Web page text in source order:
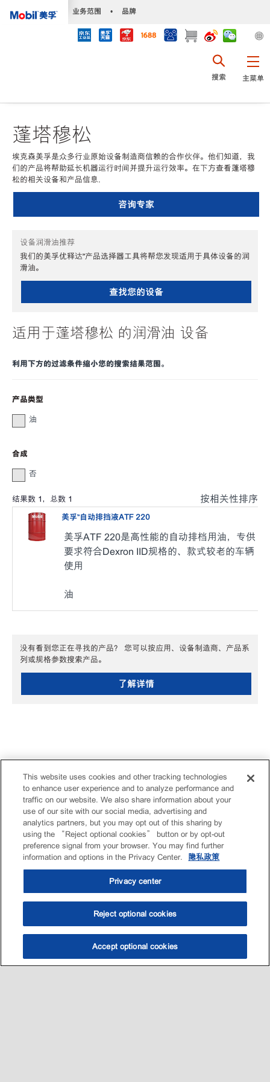
业务范围 • 品牌
主菜单
搜索
选油助手 查找门店
蓬塔穆松
埃克森美孚是众多行业原始设备制造商信赖的合作伙伴。他们知道，我
们的产品将帮助延长机器运行时间并提升运行效率。在下方查看蓬塔穆
松的相关设备和产品信息.
咨询专家
设备润滑油推荐
我们的美孚优释达℠产品选择器工具将帮您发现适用于具体设备的润
滑油。
查找您的设备
适用于蓬塔穆松 的润滑油 设备
利用下方的过滤条件缩小您的搜索结果范围。
产品类型
油
合成
否
结果数 1 ，总数 1 按相关性排序
美孚™️自动排挡液ATF 220
美孚ATF 220是高性能的自动排档用油，专供
要求符合Dexron IID规格的、款式较老的车辆
使用
油
没有看到您正在寻找的产品？ 您可以按应用、设备制造商、产品系
列或规格参数搜索产品。
了解详情
This website uses cookies and other tracking technologies
to enhance user experience and to analyze performance and
traffic on our website. We also share information about your
use of our site with our social media, advertising and
analytics partners, but you may opt out of this sharing by
using the “Reject optional cookies” button or by opt-out
preference signal from your browser. You may find further
information and options in the Privacy Center.
隐私政策
Privacy center
Reject optional cookies
Accept optional cookies